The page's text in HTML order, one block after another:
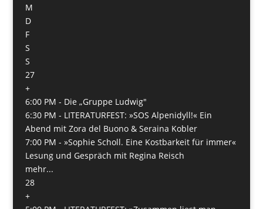
M
D
F
S
S
27
+
6:00 PM - Die „Gruppe Ludwig"
6:30 PM - LITERATURFEST: »SOS Alpenidyll!« Ein
Abend mit Zora del Buono & Seraina Kobler
7:00 PM - »Sophie Scholl. Eine Kostbarkeit für immer«
Lesung und Gespräch mit Regina Reisch
mehr...
28
+